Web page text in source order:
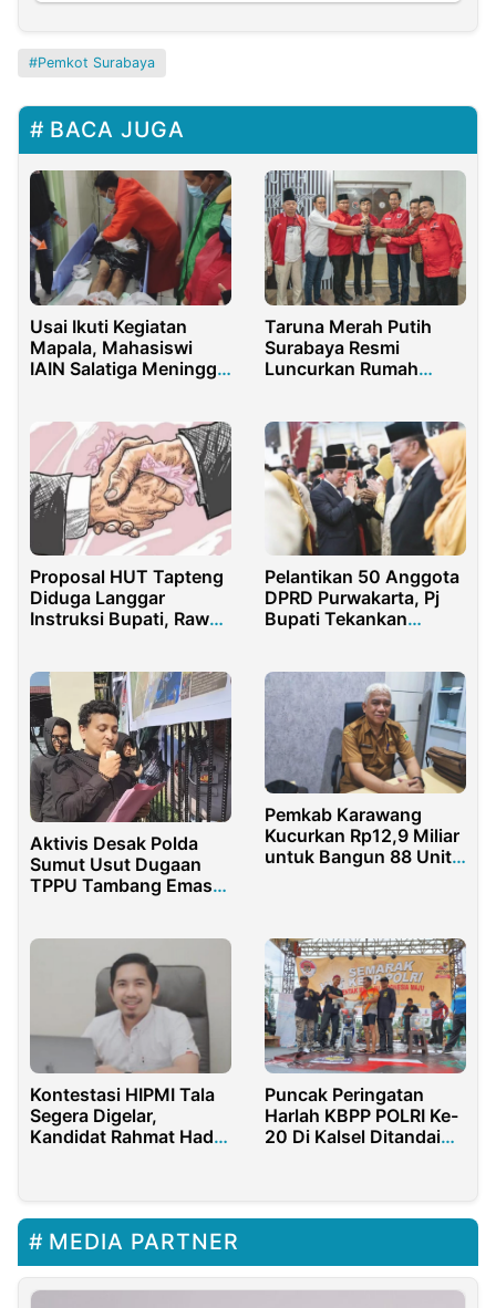
Pemkot Surabaya
BACA JUGA
Usai Ikuti Kegiatan
Mapala, Mahasiswi
IAIN Salatiga Meninggal
Taruna Merah Putih
Surabaya Resmi
Luncurkan Rumah
Proposal HUT Tapteng
Diduga Langgar
Instruksi Bupati, Rawan
Pelantikan 50 Anggota
DPRD Purwakarta, Pj
Bupati Tekankan
Aktivis Desak Polda
Sumut Usut Dugaan
TPPU Tambang Emas
Pemkab Karawang
Kucurkan Rp12,9 Miliar
untuk Bangun 88 Unit
Kontestasi HIPMI Tala
Segera Digelar,
Kandidat Rahmat Hadir
Puncak Peringatan
Harlah KBPP POLRI Ke-
20 Di Kalsel Ditandai
MEDIA PARTNER